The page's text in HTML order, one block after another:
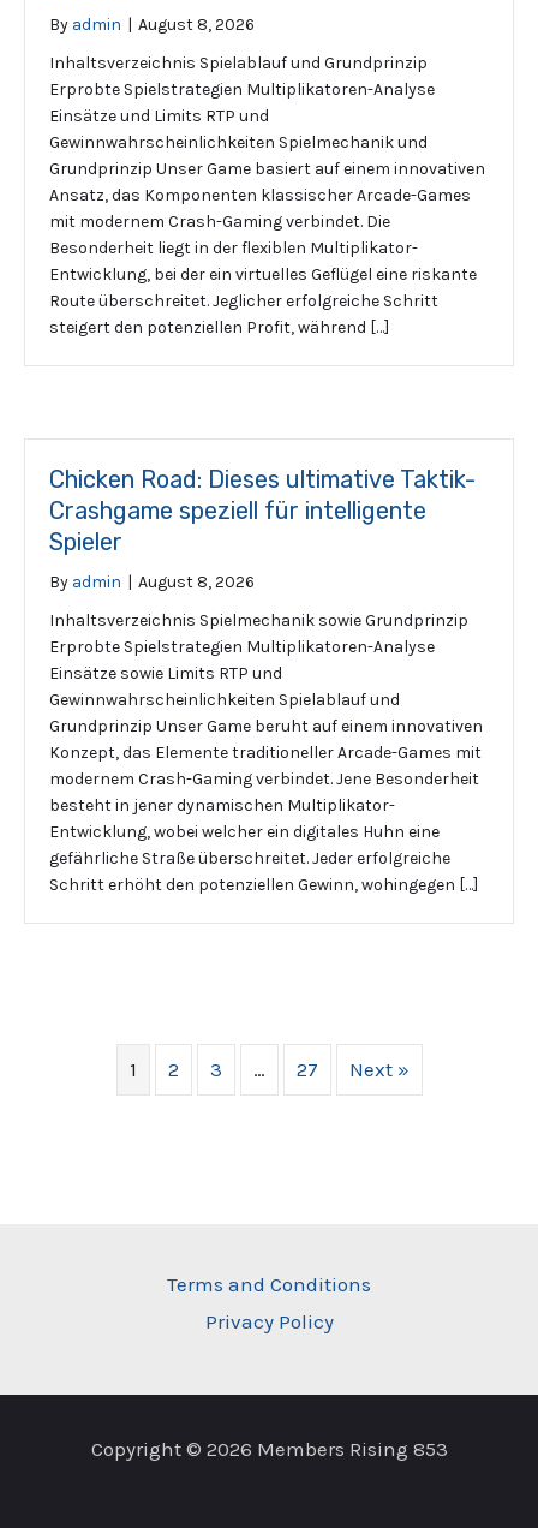
By admin | August 8, 2026
Inhaltsverzeichnis Spielablauf und Grundprinzip
Erprobte Spielstrategien Multiplikatoren-Analyse
Einsätze und Limits RTP und
Gewinnwahrscheinlichkeiten Spielmechanik und
Grundprinzip Unser Game basiert auf einem innovativen
Ansatz, das Komponenten klassischer Arcade-Games
mit modernem Crash-Gaming verbindet. Die
Besonderheit liegt in der flexiblen Multiplikator-
Entwicklung, bei der ein virtuelles Geflügel eine riskante
Route überschreitet. Jeglicher erfolgreiche Schritt
steigert den potenziellen Profit, während […]
Chicken Road: Dieses ultimative Taktik-
Crashgame speziell für intelligente
Spieler
By admin | August 8, 2026
Inhaltsverzeichnis Spielmechanik sowie Grundprinzip
Erprobte Spielstrategien Multiplikatoren-Analyse
Einsätze sowie Limits RTP und
Gewinnwahrscheinlichkeiten Spielablauf und
Grundprinzip Unser Game beruht auf einem innovativen
Konzept, das Elemente traditioneller Arcade-Games mit
modernem Crash-Gaming verbindet. Jene Besonderheit
besteht in jener dynamischen Multiplikator-
Entwicklung, wobei welcher ein digitales Huhn eine
gefährliche Straße überschreitet. Jeder erfolgreiche
Schritt erhöht den potenziellen Gewinn, wohingegen […]
1 2 3 … 27 Next »
Terms and Conditions
Privacy Policy
Copyright © 2026 Members Rising 853